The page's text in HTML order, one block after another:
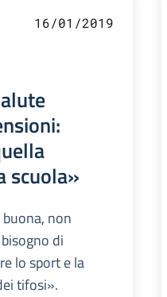
16/01/2019
scuola»
non
di
lo sport e la
tifosi».